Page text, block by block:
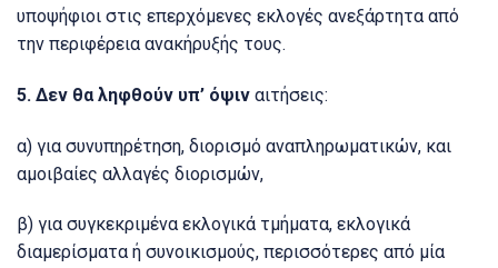
υποψήφιοι στις επερχόμενες εκλογές ανεξάρτητα από
την περιφέρεια ανακήρυξής τους.
5. Δεν θα ληφθούν υπ’ όψιν αιτήσεις:
α) για συνυπηρέτηση, διορισμό αναπληρωματικών, και
αμοιβαίες αλλαγές διορισμών,
β) για συγκεκριμένα εκλογικά τμήματα, εκλογικά
διαμερίσματα ή συνοικισμούς, περισσότερες από μία